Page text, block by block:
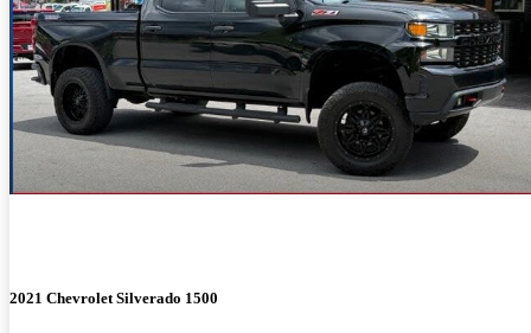
2021 Chevrolet Silverado 1500